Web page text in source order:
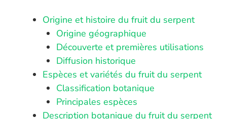
Origine et histoire du fruit du serpent
Origine géographique
Découverte et premières utilisations
Diffusion historique
Espèces et variétés du fruit du serpent
Classification botanique
Principales espèces
Description botanique du fruit du serpent